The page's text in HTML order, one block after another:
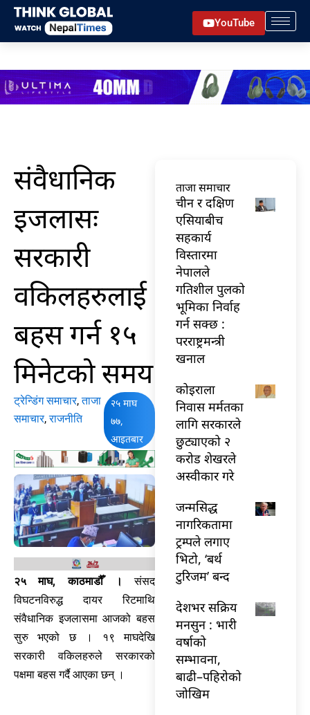
Skip
content
YouTube
संवैधानिक
इजलासः
सरकारी
वकिलहरुलाई
बहस गर्न १५
मिनेटको समय
ट्रेन्डिंग समाचार,ताजा
समाचार,राजनीति
२५ माघ
७७,
आइतबार
२५ माघ, काठमाडौँ ।
संसद
विघटनविरुद्ध दायर रिटमाथि
संवैधानिक इजलासमा आजको बहस
सुरु भएको छ । १९ माघदेखि
सरकारी वकिलहरुले सरकारको
पक्षमा बहस गर्दै आएका छन् ।
ताजा समाचार
चीन र दक्षिण
एसियाबीच
सहकार्य
विस्तारमा
नेपालले
गतिशील पुलको
भूमिका निर्वाह
गर्न सक्छ :
परराष्ट्रमन्त्री
खनाल
कोइराला
निवास मर्मतका
लागि सरकारले
छुट्याएको २
करोड शेखरले
अस्वीकार गरे
जन्मसिद्ध
नागरिकतामा
ट्रम्पले लगाए
भिटो, ‘बर्थ
टुरिजम’ बन्द
देशभर सक्रिय
मनसुन : भारी
वर्षाको
सम्भावना,
बाढी–पहिरोको
जोखिम